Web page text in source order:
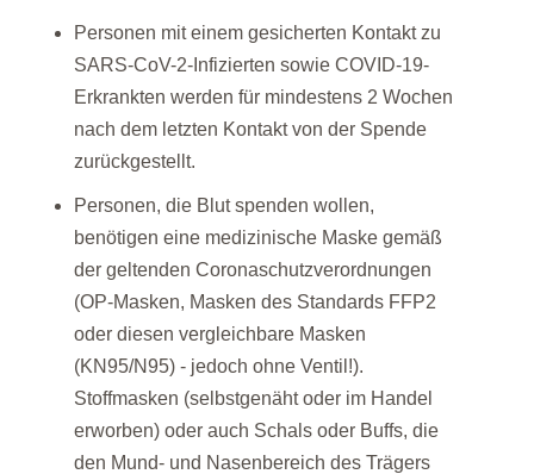
Personen mit einem gesicherten Kontakt zu
SARS-CoV-2-Infizierten sowie COVID-19-
Erkrankten werden für mindestens 2 Wochen
nach dem letzten Kontakt von der Spende
zurückgestellt.
Personen, die Blut spenden wollen,
benötigen eine medizinische Maske gemäß
der geltenden Coronaschutzverordnungen
(OP-Masken, Masken des Standards FFP2
oder diesen vergleichbare Masken
(KN95/N95) - jedoch ohne Ventil!).
Stoffmasken (selbstgenäht oder im Handel
erworben) oder auch Schals oder Buffs, die
den Mund- und Nasenbereich des Trägers